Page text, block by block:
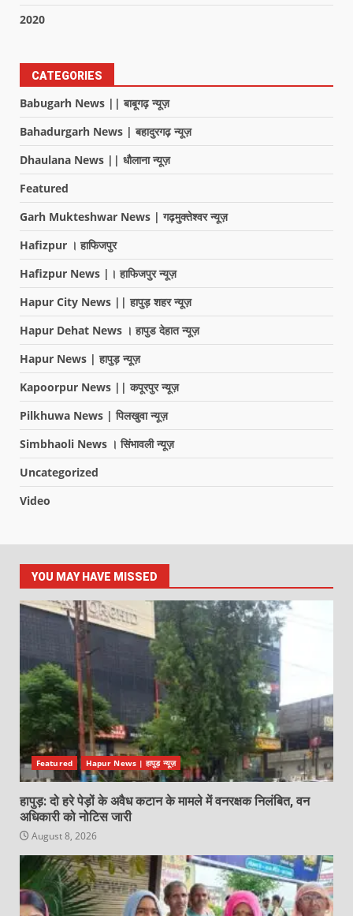
2020
CATEGORIES
Babugarh News || बाबूगढ़ न्यूज़
Bahadurgarh News | बहादुरगढ़ न्यूज़
Dhaulana News || धौलाना न्यूज़
Featured
Garh Mukteshwar News | गढ़मुक्तेश्वर न्यूज़
Hafizpur । हाफिजपुर
Hafizpur News |। हाफिजपुर न्यूज़
Hapur City News || हापुड़ शहर न्यूज़
Hapur Dehat News । हापुड देहात न्यूज़
Hapur News | हापुड़ न्यूज़
Kapoorpur News || कपूरपुर न्यूज़
Pilkhuwa News | पिलखुवा न्यूज़
Simbhaoli News । सिंभावली न्यूज़
Uncategorized
Video
YOU MAY HAVE MISSED
Featured Hapur News | हापुड़ न्यूज़
हापुड़: दो हरे पेड़ों के अवैध कटान के मामले में वनरक्षक निलंबित, वन
अधिकारी को नोटिस जारी
August 8, 2026